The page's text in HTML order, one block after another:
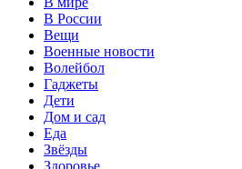
В России
Вещи
Военные новости
Волейбол
Гаджеты
Дети
Дом и сад
Еда
Звёзды